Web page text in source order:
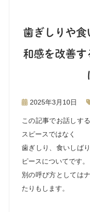
歯ぎしりや
和感を改善す
2025年3月10日
この記事でお話しす
スピースではなく
歯ぎしり、食いしば
ピースについてです。
別の呼び方としては
たりもします。